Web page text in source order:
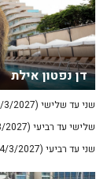
דן נפטון אילת
שני עד שלישי (22-23/3/2027)
שלישי עד רביעי (23-24/3/2027)
שני עד רביעי (22-24/3/2027)